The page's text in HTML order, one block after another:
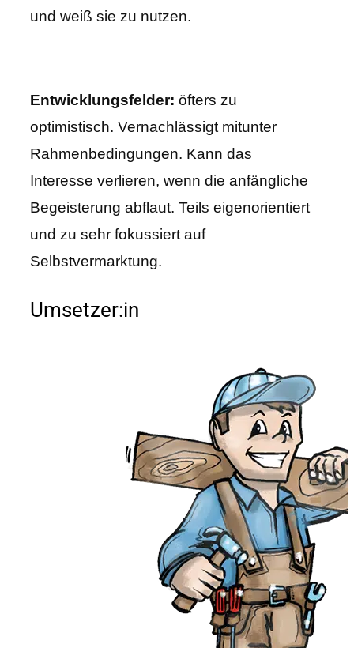
und weiß sie zu nutzen.
Entwicklungsfelder: öfters zu
optimistisch. Vernachlässigt mitunter
Rahmenbedingungen. Kann das
Interesse verlieren, wenn die anfängliche
Begeisterung abflaut. Teils eigenorientiert
und zu sehr fokussiert auf
Selbstvermarktung.
Umsetzer:in